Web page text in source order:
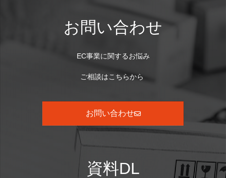
お問い合わせ
EC事業に関するお悩み
ご相談はこちらから
お問い合わせ
資料DL